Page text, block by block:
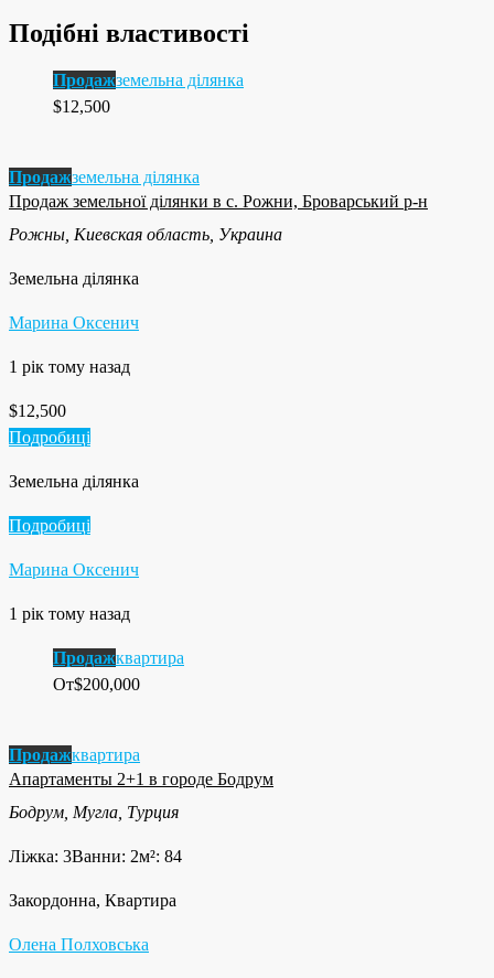
Подібні властивості
Продажземельна ділянка
$12,500
Продажземельна ділянка
Продаж земельної ділянки в с. Рожни, Броварський р-н
Рожны, Киевская область, Украина
Земельна ділянка
Марина Оксенич
1 рік тому назад
$12,500
Подробиці
Земельна ділянка
Подробиці
Марина Оксенич
1 рік тому назад
Продажквартира
От$200,000
Продажквартира
Апартаменты 2+1 в городе Бодрум
Бодрум, Мугла, Турция
Ліжка: 3Ванни: 2м²: 84
Закордонна, Квартира
Олена Полховська